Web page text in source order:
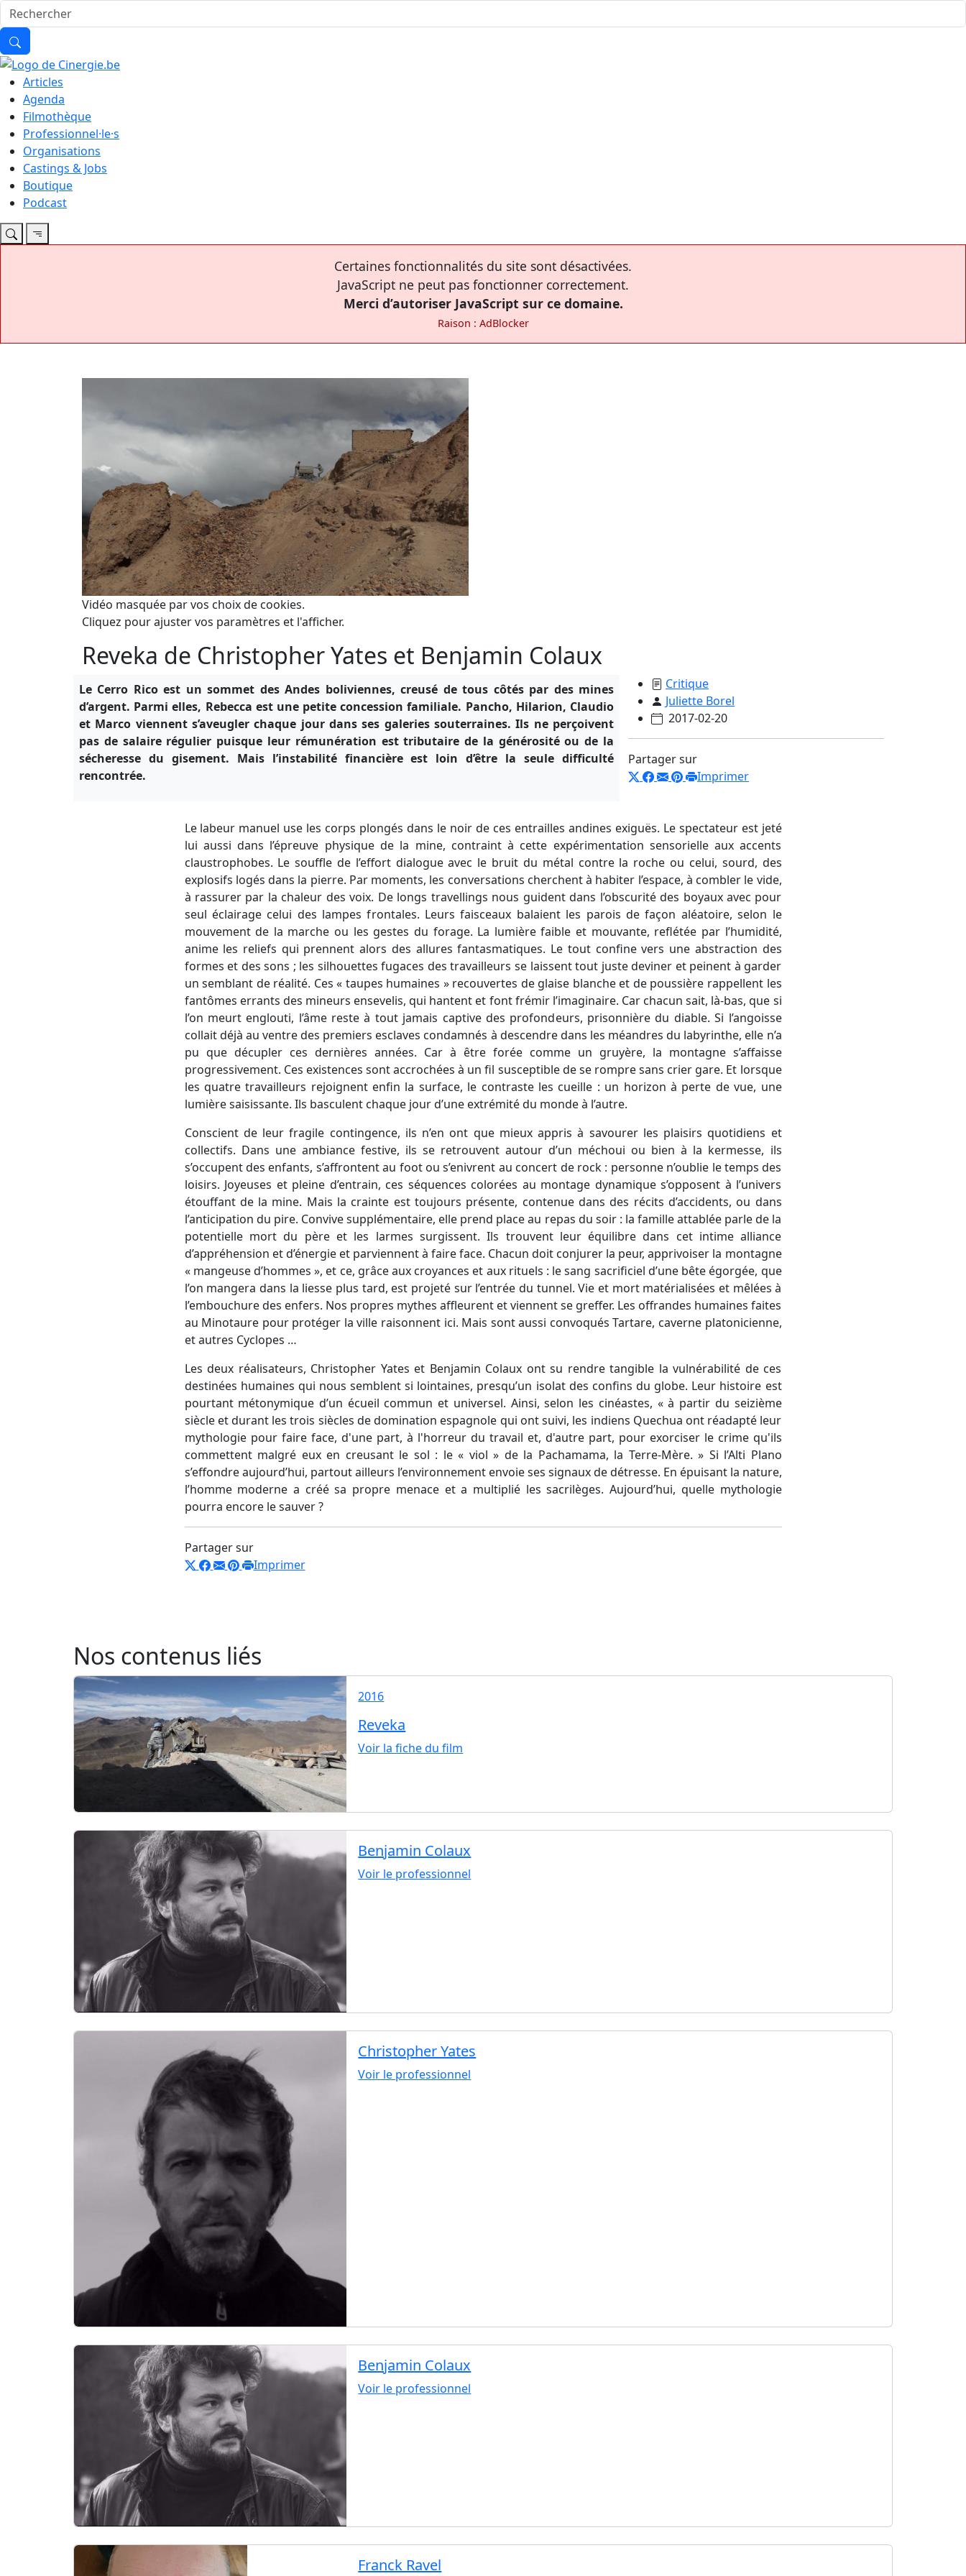
Articles
Agenda
Filmothèque
Professionnel·le·s
Organisations
Castings & Jobs
Boutique
Podcast
Certaines fonctionnalités du site sont désactivées.
JavaScript ne peut pas fonctionner correctement.
Merci d’autoriser JavaScript sur ce domaine.
Raison : AdBlocker
Vidéo masquée par vos choix de cookies.
Cliquez pour ajuster vos paramètres et l'afficher.
Reveka de Christopher Yates et Benjamin Colaux
Le Cerro Rico est un sommet des Andes boliviennes, creusé de tous côtés par des mines
d’argent. Parmi elles, Rebecca est une petite concession familiale. Pancho, Hilarion, Claudio
et Marco viennent s’aveugler chaque jour dans ses galeries souterraines. Ils ne perçoivent
pas de salaire régulier puisque leur rémunération est tributaire de la générosité ou de la
sécheresse du gisement. Mais l’instabilité financière est loin d’être la seule difficulté
rencontrée.
Critique
Juliette Borel
2017-02-20
Partager sur
Imprimer
Le labeur manuel use les corps plongés dans le noir de ces entrailles andines exiguës. Le spectateur est jeté
lui aussi dans l’épreuve physique de la mine, contraint à cette expérimentation sensorielle aux accents
claustrophobes. Le souffle de l’effort dialogue avec le bruit du métal contre la roche ou celui, sourd, des
explosifs logés dans la pierre. Par moments, les conversations cherchent à habiter l’espace, à combler le vide,
à rassurer par la chaleur des voix. De longs travellings nous guident dans l’obscurité des boyaux avec pour
seul éclairage celui des lampes frontales. Leurs faisceaux balaient les parois de façon aléatoire, selon le
mouvement de la marche ou les gestes du forage. La lumière faible et mouvante, reflétée par l’humidité,
anime les reliefs qui prennent alors des allures fantasmatiques. Le tout confine vers une abstraction des
formes et des sons ; les silhouettes fugaces des travailleurs se laissent tout juste deviner et peinent à garder
un semblant de réalité. Ces « taupes humaines » recouvertes de glaise blanche et de poussière rappellent les
fantômes errants des mineurs ensevelis, qui hantent et font frémir l’imaginaire. Car chacun sait, là-bas, que si
l’on meurt englouti, l’âme reste à tout jamais captive des profondeurs, prisonnière du diable. Si l’angoisse
collait déjà au ventre des premiers esclaves condamnés à descendre dans les méandres du labyrinthe, elle n’a
pu que décupler ces dernières années. Car à être forée comme un gruyère, la montagne s’affaisse
progressivement. Ces existences sont accrochées à un fil susceptible de se rompre sans crier gare. Et lorsque
les quatre travailleurs rejoignent enfin la surface, le contraste les cueille : un horizon à perte de vue, une
lumière saisissante. Ils basculent chaque jour d’une extrémité du monde à l’autre.
Conscient de leur fragile contingence, ils n’en ont que mieux appris à savourer les plaisirs quotidiens et
collectifs. Dans une ambiance festive, ils se retrouvent autour d’un méchoui ou bien à la kermesse, ils
s’occupent des enfants, s’affrontent au foot ou s’enivrent au concert de rock : personne n’oublie le temps des
loisirs. Joyeuses et pleine d’entrain, ces séquences colorées au montage dynamique s’opposent à l’univers
étouffant de la mine. Mais la crainte est toujours présente, contenue dans des récits d’accidents, ou dans
l’anticipation du pire. Convive supplémentaire, elle prend place au repas du soir : la famille attablée parle de la
potentielle mort du père et les larmes surgissent. Ils trouvent leur équilibre dans cet intime alliance
d’appréhension et d’énergie et parviennent à faire face. Chacun doit conjurer la peur, apprivoiser la montagne
« mangeuse d’hommes », et ce, grâce aux croyances et aux rituels : le sang sacrificiel d’une bête égorgée, que
l’on mangera dans la liesse plus tard, est projeté sur l’entrée du tunnel. Vie et mort matérialisées et mêlées à
l’embouchure des enfers. Nos propres mythes affleurent et viennent se greffer. Les offrandes humaines faites
au Minotaure pour protéger la ville raisonnent ici. Mais sont aussi convoqués Tartare, caverne platonicienne,
et autres Cyclopes …
Les deux réalisateurs, Christopher Yates et Benjamin Colaux ont su rendre tangible la vulnérabilité de ces
destinées humaines qui nous semblent si lointaines, presqu’un isolat des confins du globe. Leur histoire est
pourtant métonymique d’un écueil commun et universel. Ainsi, selon les cinéastes, « à partir du seizième
siècle et durant les trois siècles de domination espagnole qui ont suivi, les indiens Quechua ont réadapté leur
mythologie pour faire face, d'une part, à l'horreur du travail et, d'autre part, pour exorciser le crime qu'ils
commettent malgré eux en creusant le sol : le « viol » de la Pachamama, la Terre-Mère. » Si l’Alti Plano
s’effondre aujourd’hui, partout ailleurs l’environnement envoie ses signaux de détresse. En épuisant la nature,
l’homme moderne a créé sa propre menace et a multiplié les sacrilèges. Aujourd’hui, quelle mythologie
pourra encore le sauver ?
Partager sur
Imprimer
Nos contenus liés
2016
Reveka
Voir la fiche du film
Benjamin Colaux
Voir le professionnel
Christopher Yates
Voir le professionnel
Benjamin Colaux
Voir le professionnel
Franck Ravel